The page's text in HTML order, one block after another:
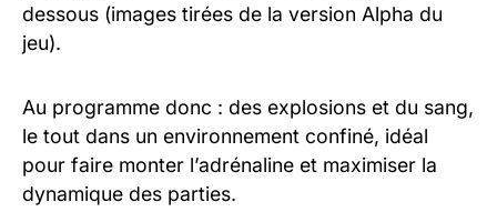
dessous (images tirées de la version Alpha du
jeu).
Au programme donc : des explosions et du sang,
le tout dans un environnement confiné, idéal
pour faire monter l’adrénaline et maximiser la
dynamique des parties.